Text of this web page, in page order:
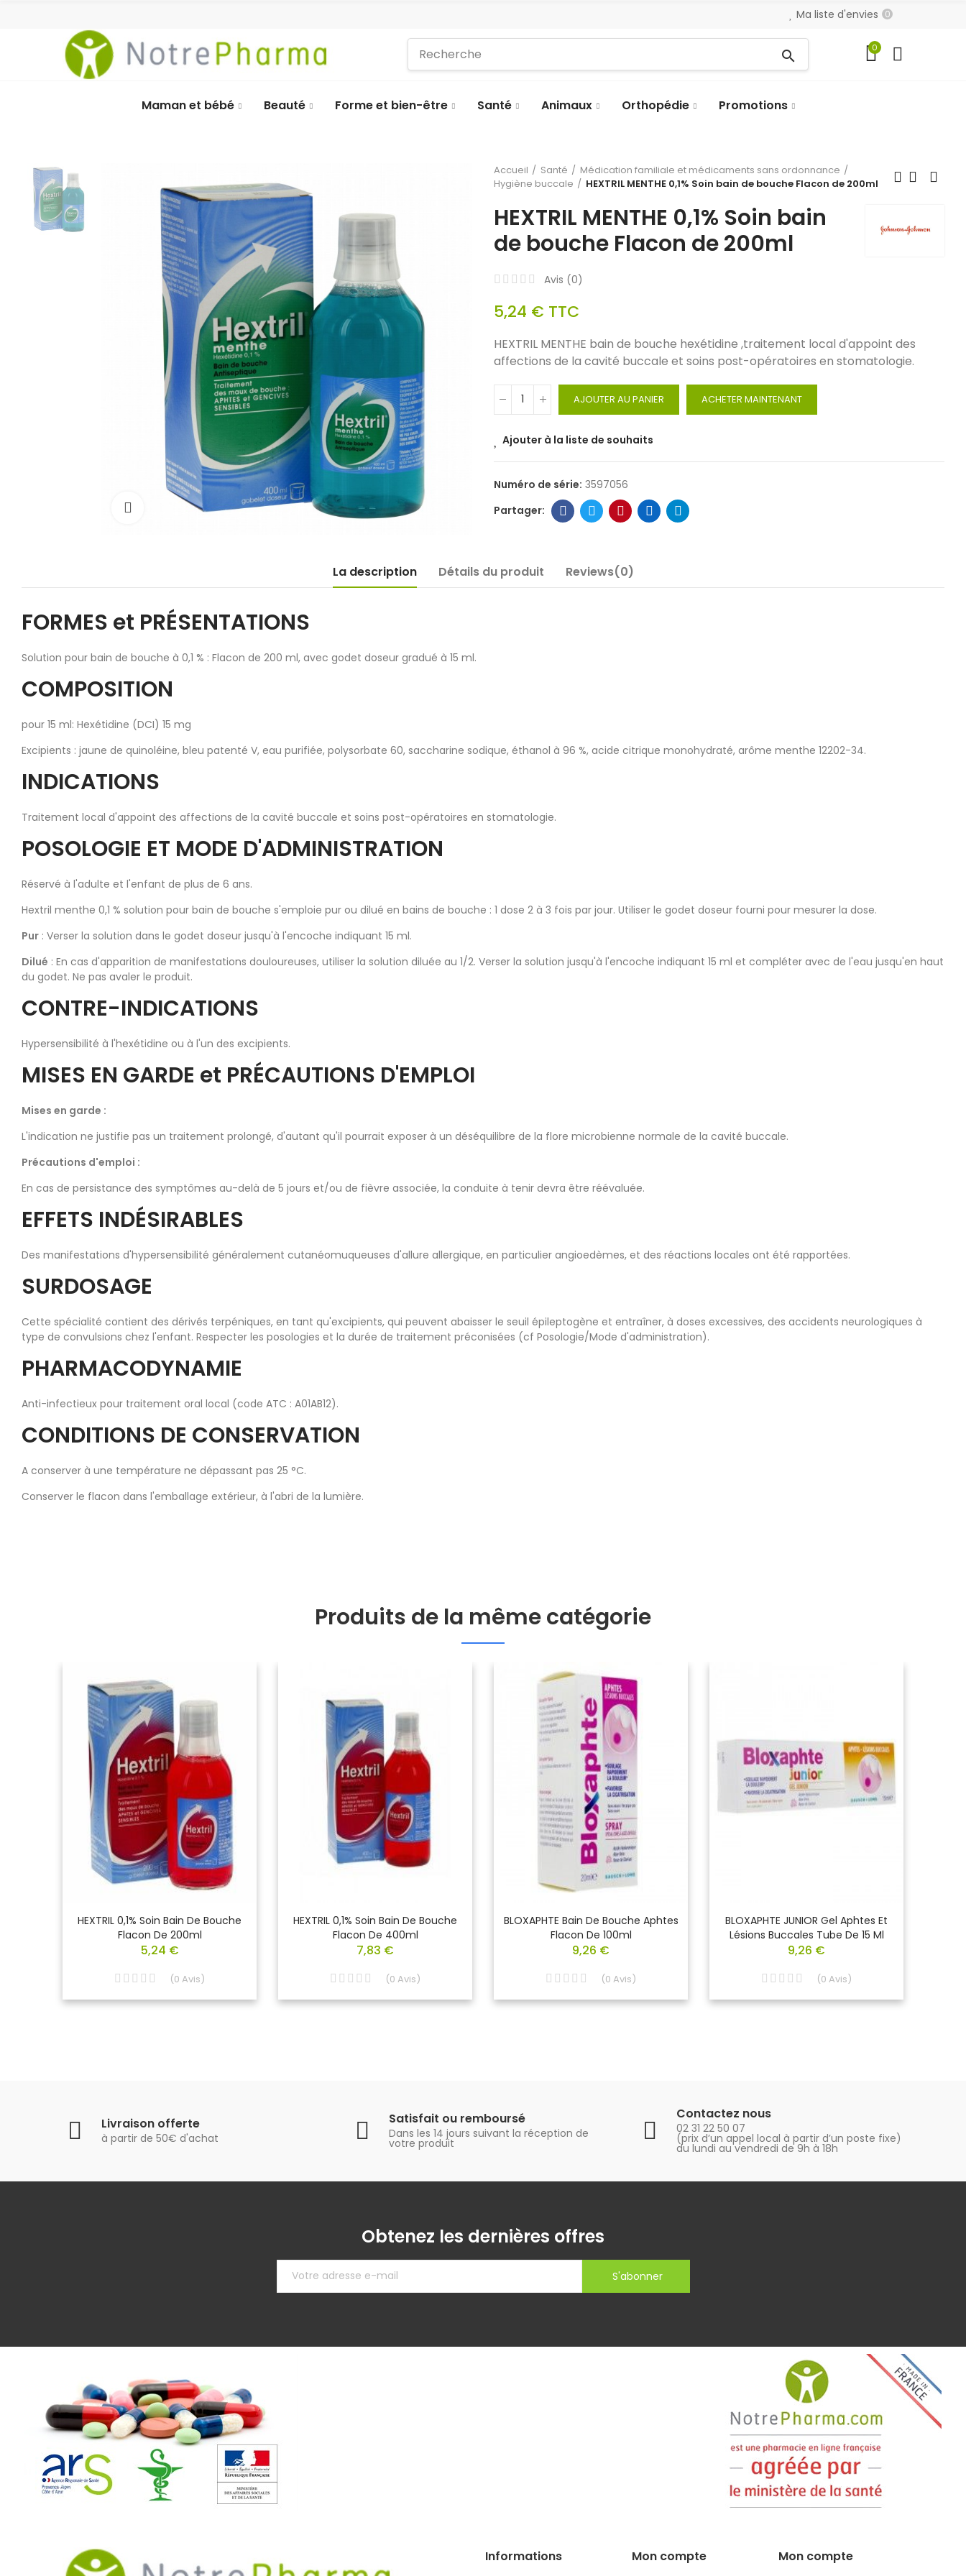
Ma liste d'envies 0
search 0
Maman et bébé Beauté Forme et bien-être Santé Animaux Orthopédie Promotions
Cliquez pour agrandir
Accueil Santé
Médication familiale et médicaments sans ordonnance
Hygiène buccale
HEXTRIL MENTHE 0,1% Soin bain de bouche Flacon de 200ml
HEXTRIL MENTHE 0,1% Soin bain
de bouche Flacon de 200ml
Avis (0)
5,24 € TTC
HEXTRIL MENTHE bain de bouche hexétidine ,traitement local d'appoint des
affections de la cavité buccale et soins post-opératoires en stomatologie.
AJOUTER AU PANIER ACHETER MAINTENANT
Ajouter à la liste de souhaits
Numéro de série: 3597056
La description Détails du produit Reviews(0)
FORMES et PRÉSENTATIONS
Solution pour bain de bouche à 0,1 % : Flacon de 200 ml, avec godet doseur gradué à 15 ml.
COMPOSITION
pour 15 ml: Hexétidine (DCI) 15 mg
Excipients : jaune de quinoléine, bleu patenté V, eau purifiée, polysorbate 60, saccharine sodique, éthanol à 96 %, acide citrique monohydraté, arôme menthe 12202-34.
INDICATIONS
Traitement local d'appoint des affections de la cavité buccale et soins post-opératoires en stomatologie.
POSOLOGIE ET MODE D'ADMINISTRATION
Réservé à l'adulte et l'enfant de plus de 6 ans.
Hextril menthe 0,1 % solution pour bain de bouche s'emploie pur ou dilué en bains de bouche : 1 dose 2 à 3 fois par jour. Utiliser le godet doseur fourni pour mesurer la dose.
Pur : Verser la solution dans le godet doseur jusqu'à l'encoche indiquant 15 ml.
Dilué : En cas d'apparition de manifestations douloureuses, utiliser la solution diluée au 1/2. Verser la solution jusqu'à l'encoche indiquant 15 ml et compléter avec de l'eau jusqu'en haut
du godet. Ne pas avaler le produit.
CONTRE-INDICATIONS
Hypersensibilité à l'hexétidine ou à l'un des excipients.
MISES EN GARDE et PRÉCAUTIONS D'EMPLOI
Mises en garde :
L'indication ne justifie pas un traitement prolongé, d'autant qu'il pourrait exposer à un déséquilibre de la flore microbienne normale de la cavité buccale.
Précautions d'emploi :
En cas de persistance des symptômes au-delà de 5 jours et/ou de fièvre associée, la conduite à tenir devra être réévaluée.
EFFETS INDÉSIRABLES
Des manifestations d'hypersensibilité généralement cutanéomuqueuses d'allure allergique, en particulier angioedèmes, et des réactions locales ont été rapportées.
SURDOSAGE
Cette spécialité contient des dérivés terpéniques, en tant qu'excipients, qui peuvent abaisser le seuil épileptogène et entraîner, à doses excessives, des accidents neurologiques à
type de convulsions chez l'enfant. Respecter les posologies et la durée de traitement préconisées (cf Posologie/Mode d'administration).
PHARMACODYNAMIE
Anti-infectieux pour traitement oral local (code ATC : A01AB12).
CONDITIONS DE CONSERVATION
A conserver à une température ne dépassant pas 25 °C.
Conserver le flacon dans l'emballage extérieur, à l'abri de la lumière.
Produits de la même catégorie
HEXTRIL 0,1% Soin Bain De Bouche
Flacon De 200ml
5,24 €
(0 Avis)
HEXTRIL 0,1% Soin Bain De Bouche
Flacon De 400ml
7,83 €
(0 Avis)
BLOXAPHTE Bain De Bouche Aphtes
Flacon De 100ml
9,26 €
(0 Avis)
BLOXAPHTE JUNIOR Gel Aphtes Et
Lésions Buccales Tube De 15 Ml
9,26 €
(0 Avis)
Livraison offerte
à partir de 50€ d'achat
Satisfait ou remboursé
Dans les 14 jours suivant la réception de
votre produit
Contactez nous
02 31 22 50 07
(prix d’un appel local à partir d’un poste fixe)
du lundi au vendredi de 9h à 18h
Obtenez les dernières offres
S'abonner
Informations Mon compte Mon compte